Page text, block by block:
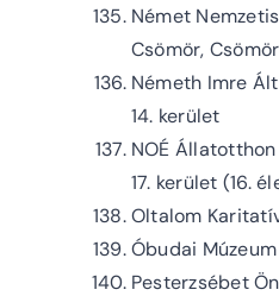
Német
Csömör, Csömör
Németh Imre
14. kerület
NOÉ
17. kerület (16.
Oltalom
Óbudai Múzeum
Pesterzsébet